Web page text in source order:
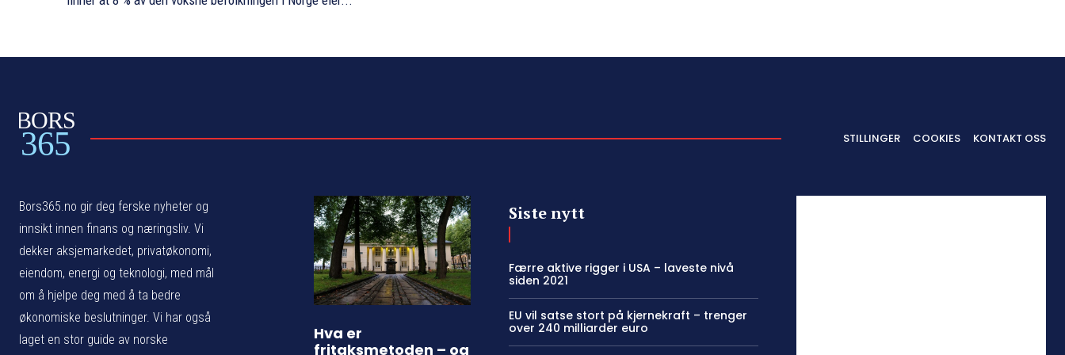
BORS
365 STILLINGER COOKIES KONTAKT OSS
Bors365.no gir deg ferske nyheter og
innsikt innen finans og næringsliv. Vi
dekker aksjemarkedet, privatøkonomi,
eiendom, energi og teknologi, med mål
om å hjelpe deg med å ta bedre
økonomiske beslutninger. Vi har også
laget en stor guide av norske
Hva er
fritaksmetoden – og
Siste nytt
Færre aktive rigger i USA – laveste nivå
siden 2021
EU vil satse stort på kjernekraft – trenger
over 240 milliarder euro